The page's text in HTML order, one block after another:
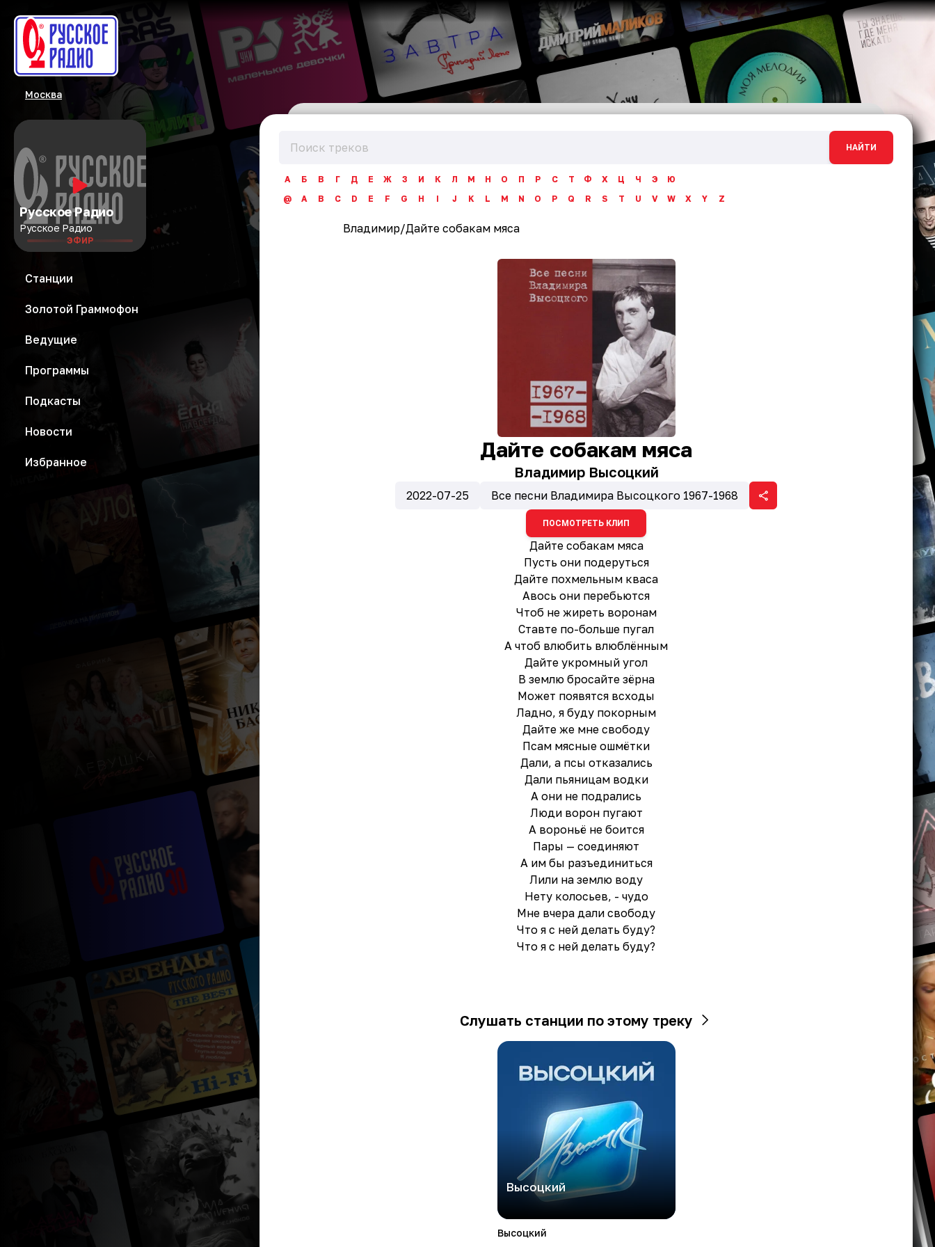
Москва
Русское Радио
Русское Радио
ЭФИР
Станции
Золотой Граммофон
Ведущие
Программы
Подкасты
Новости
Избранное
НАЙТИ
А Б В Г Д Е Ж З И К Л М Н О П Р С Т Ф Х Ц Ч Э
Ю
@
A B C D E F G H I J K L M N O P Q R S T U V W X Y Z
Владимир/Дайте собакам мяса
Дайте собакам мяса
Владимир Высоцкий
2022-07-25 Все песни Владимира Высоцкого 1967-1968
ПОСМОТРЕТЬ КЛИП
Дайте собакам мяса
Пусть они подеруться
Дайте похмельным кваса
Авось они перебьются
Чтоб не жиреть воронам
Ставте по-больше пугал
А чтоб влюбить влюблённым
Дайте укромный угол
В землю бросайте зёрна
Может появятся всходы
Ладно, я буду покорным
Дайте же мне свободу
Псам мясные ошмётки
Дали, а псы отказались
Дали пьяницам водки
А они не подрались
Люди ворон пугают
А вороньё не боится
Пары — соединяют
А им бы разъединиться
Лили на землю воду
Нету колосьев, - чудо
Мне вчера дали свободу
Что я с ней делать буду?
Что я с ней делать буду?
Слушать станции по этому треку
Высоцкий
Высоцкий